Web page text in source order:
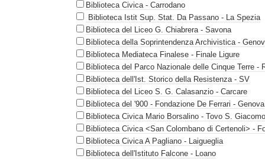
Biblioteca Civica - Carrodano
Biblioteca Istit Sup. Stat. Da Passano - La Spezia
Biblioteca del Liceo G. Chiabrera - Savona
Biblioteca della Soprintendenza Archivistica -
Biblioteca Mediateca Finalese - Finale Ligure
Biblioteca del Parco Nazionale delle Cinque Terre -
Biblioteca dell'Ist. Storico della Resistenza - SV
Biblioteca del Liceo S. G. Calasanzio - Carcare
Biblioteca del '900 - Fondazione De Ferrari - Genova
Biblioteca Civica Mario Borsalino - Tovo S. Giacomo
Biblioteca Civica <San Colombano di Certenoli> -
Biblioteca Civica A Pagliano - Laigueglia
Biblioteca dell'Istituto Falcone - Loano